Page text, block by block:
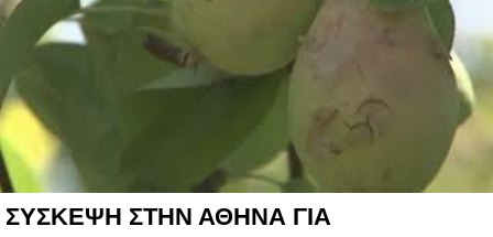
ΣΥΣΚΕΨΗ ΣΤΗΝ ΑΘΗΝΑ ΓΙΑ